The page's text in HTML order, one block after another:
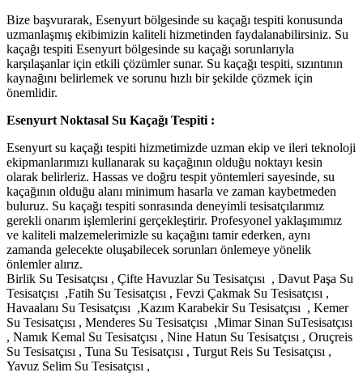
Bize başvurarak, Esenyurt bölgesinde su kaçağı tespiti konusunda
uzmanlaşmış ekibimizin kaliteli hizmetinden faydalanabilirsiniz. Su
kaçağı tespiti Esenyurt bölgesinde su kaçağı sorunlarıyla
karşılaşanlar için etkili çözümler sunar. Su kaçağı tespiti, sızıntının
kaynağını belirlemek ve sorunu hızlı bir şekilde çözmek için
önemlidir.
Esenyurt Noktasal Su Kaçağı Tespiti :
Esenyurt su kaçağı tespiti hizmetimizde uzman ekip ve ileri teknoloji
ekipmanlarımızı kullanarak su kaçağının olduğu noktayı kesin
olarak belirleriz. Hassas ve doğru tespit yöntemleri sayesinde, su
kaçağının olduğu alanı minimum hasarla ve zaman kaybetmeden
buluruz. Su kaçağı tespiti sonrasında deneyimli tesisatçılarımız
gerekli onarım işlemlerini gerçekleştirir. Profesyonel yaklaşımımız
ve kaliteli malzemelerimizle su kaçağını tamir ederken, aynı
zamanda gelecekte oluşabilecek sorunları önlemeye yönelik
önlemler alırız.
Birlik Su Tesisatçısı , Çifte Havuzlar Su Tesisatçısı , Davut Paşa Su
Tesisatçısı ,Fatih Su Tesisatçısı , Fevzi Çakmak Su Tesisatçısı ,
Havaalanı Su Tesisatçısı ,Kazım Karabekir Su Tesisatçısı , Kemer
Su Tesisatçısı , Menderes Su Tesisatçısı ,Mimar Sinan SuTesisatçısı
, Namık Kemal Su Tesisatçısı , Nine Hatun Su Tesisatçısı , Oruçreis
Su Tesisatçısı , Tuna Su Tesisatçısı , Turgut Reis Su Tesisatçısı ,
Yavuz Selim Su Tesisatçısı ,